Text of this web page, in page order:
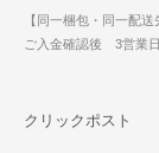
【同一梱包・同一配
ご入金確認後 3営業
クリックポスト